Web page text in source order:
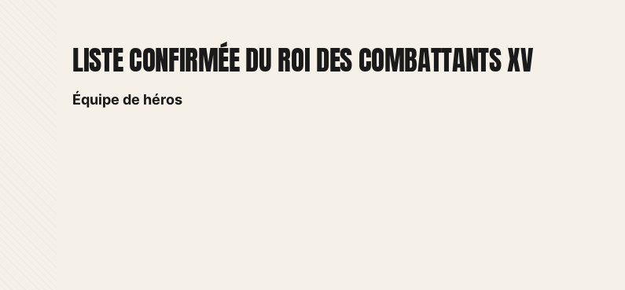
LISTE CONFIRMÉE DU ROI DES COMBATTANTS XV
Équipe de héros